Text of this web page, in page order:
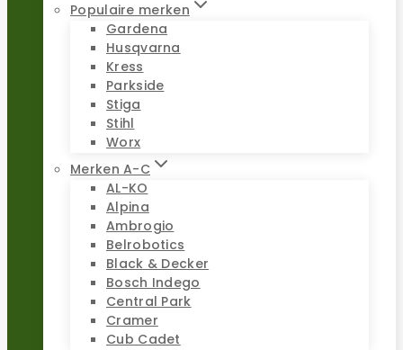
Populaire merken
Gardena
Husqvarna
Kress
Parkside
Stiga
Stihl
Worx
Merken A-C
AL-KO
Alpina
Ambrogio
Belrobotics
Black & Decker
Bosch Indego
Central Park
Cramer
Cub Cadet